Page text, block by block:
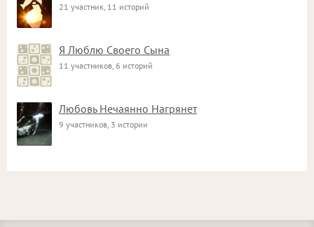
21 участник, 11 историй
Я Люблю Своего Сына
11 участников, 6 историй
Любовь Нечаянно Нагрянет
9 участников, 3 истории